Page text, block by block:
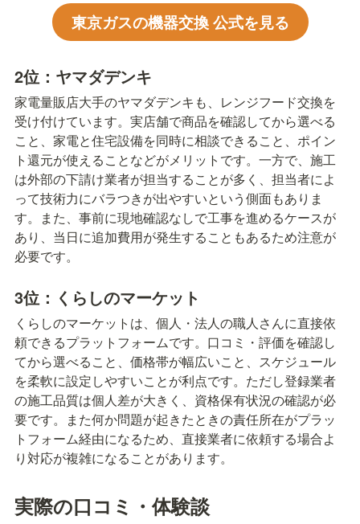
東京ガスの機器交換 公式を見る
2位：ヤマダデンキ
家電量販店大手のヤマダデンキも、レンジフード交換を
受け付けています。実店舗で商品を確認してから選べる
こと、家電と住宅設備を同時に相談できること、ポイン
ト還元が使えることなどがメリットです。一方で、施工
は外部の下請け業者が担当することが多く、担当者によ
って技術力にバラつきが出やすいという側面もありま
す。また、事前に現地確認なしで工事を進めるケースが
あり、当日に追加費用が発生することもあるため注意が
必要です。
3位：くらしのマーケット
くらしのマーケットは、個人・法人の職人さんに直接依
頼できるプラットフォームです。口コミ・評価を確認し
てから選べること、価格帯が幅広いこと、スケジュール
を柔軟に設定しやすいことが利点です。ただし登録業者
の施工品質は個人差が大きく、資格保有状況の確認が必
要です。また何か問題が起きたときの責任所在がプラッ
トフォーム経由になるため、直接業者に依頼する場合よ
り対応が複雑になることがあります。
実際の口コミ・体験談